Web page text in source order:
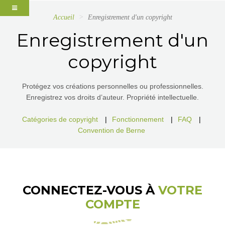
Accueil Enregistrement d'un copyright
Enregistrement d'un
copyright
Protégez vos créations personnelles ou professionnelles.
Enregistrez vos droits d’auteur. Propriété intellectuelle.
Catégories de copyright | Fonctionnement | FAQ
|
Convention de Berne
CONNECTEZ-VOUS À VOTRE
COMPTE